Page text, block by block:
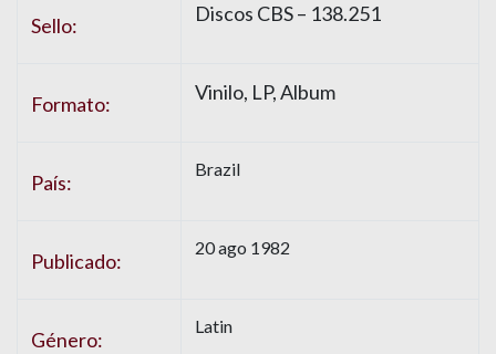
Sello: Discos CBS – 138.251
Formato: Vinilo, LP, Album
País:
Brazil
Publicado:
20 ago 1982
Género:
Latin